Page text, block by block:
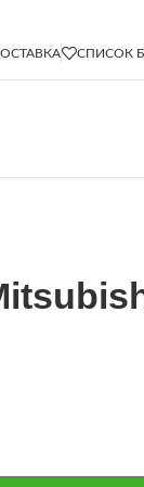
СПИСОК